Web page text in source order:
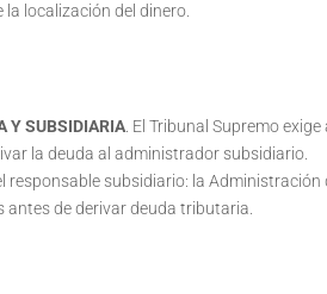
localización del dinero.
Y SUBSIDIARIA. El Tribunal Supremo
la deuda al administrador subsidiario.
responsable subsidiario: la Administración
de derivar deuda tributaria.